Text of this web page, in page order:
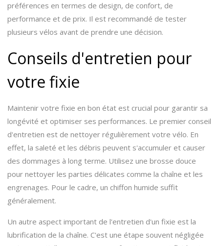
préférences en termes de design, de confort, de
performance et de prix. Il est recommandé de tester
plusieurs vélos avant de prendre une décision.
Conseils d'entretien pour
votre fixie
Maintenir votre fixie en bon état est crucial pour garantir sa
longévité et optimiser ses performances. Le premier conseil
d'entretien est de nettoyer régulièrement votre vélo. En
effet, la saleté et les débris peuvent s'accumuler et causer
des dommages à long terme. Utilisez une brosse douce
pour nettoyer les parties délicates comme la chaîne et les
engrenages. Pour le cadre, un chiffon humide suffit
généralement.
Un autre aspect important de l'entretien d'un fixie est la
lubrification de la chaîne. C'est une étape souvent négligée